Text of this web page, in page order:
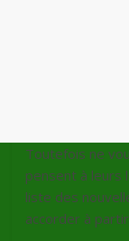
Toutefois ne
pensent à leurs
liste des
accorder à